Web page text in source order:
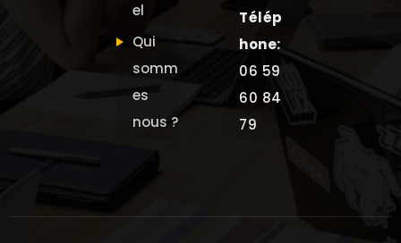
el
Qui
somm
es
nous ?
Télép
hone:
06 59
60 84
79